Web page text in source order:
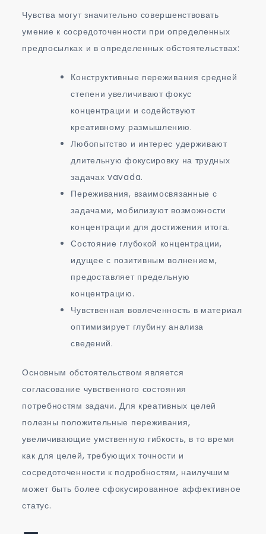
Чувства могут значительно совершенствовать
умение к сосредоточенности при определенных
предпосылках и в определенных обстоятельствах:
Конструктивные переживания средней
степени увеличивают фокус
концентрации и содействуют
креативному размышлению.
Любопытство и интерес удерживают
длительную фокусировку на трудных
задачах vavada.
Переживания, взаимосвязанные с
задачами, мобилизуют возможности
концентрации для достижения итога.
Состояние глубокой концентрации,
идущее с позитивным волнением,
предоставляет предельную
концентрацию.
Чувственная вовлеченность в материал
оптимизирует глубину анализа
сведений.
Основным обстоятельством является
согласование чувственного состояния
потребностям задачи. Для креативных целей
полезны положительные переживания,
увеличивающие умственную гибкость, в то время
как для целей, требующих точности и
сосредоточенности к подробностям, наилучшим
может быть более сфокусированное аффективное
статус.